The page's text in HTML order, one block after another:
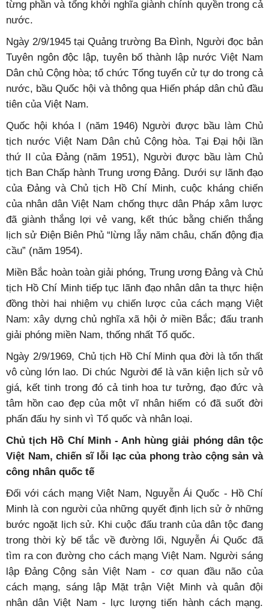
từng phần và tổng khởi nghĩa giành chính quyền trong cả
nước.
Ngày 2/9/1945 tại Quảng trường Ba Đình, Người đọc bản
Tuyên ngôn độc lập, tuyên bố thành lập nước Việt Nam
Dân chủ Cộng hòa; tổ chức Tổng tuyển cử tự do trong cả
nước, bầu Quốc hội và thông qua Hiến pháp dân chủ đầu
tiên của Việt Nam.
Quốc hội khóa I (năm 1946) Người được bầu làm Chủ
tịch nước Việt Nam Dân chủ Cộng hòa. Tại Đại hội lần
thứ II của Đảng (năm 1951), Người được bầu làm Chủ
tịch Ban Chấp hành Trung ương Đảng. Dưới sự lãnh đạo
của Đảng và Chủ tịch Hồ Chí Minh, cuộc kháng chiến
của nhân dân Việt Nam chống thực dân Pháp xâm lược
đã giành thắng lợi vẻ vang, kết thúc bằng chiến thắng
lịch sử Điện Biên Phủ “lừng lẫy năm châu, chấn động địa
cầu” (năm 1954).
Miền Bắc hoàn toàn giải phóng, Trung ương Đảng và Chủ
tịch Hồ Chí Minh tiếp tục lãnh đạo nhân dân ta thực hiện
đồng thời hai nhiệm vụ chiến lược của cách mạng Việt
Nam: xây dựng chủ nghĩa xã hội ở miền Bắc; đấu tranh
giải phóng miền Nam, thống nhất Tổ quốc.
Ngày 2/9/1969, Chủ tịch Hồ Chí Minh qua đời là tổn thất
vô cùng lớn lao. Di chúc Người để là văn kiện lịch sử vô
giá, kết tinh trong đó cả tinh hoa tư tưởng, đạo đức và
tâm hồn cao đẹp của một vĩ nhân hiếm có đã suốt đời
phấn đấu hy sinh vì Tổ quốc và nhân loại.
Chủ tịch Hồ Chí Minh - Anh hùng giải phóng dân tộc
Việt Nam, chiến sĩ lỗi lạc của phong trào cộng sản và
công nhân quốc tế
Đối với cách mạng Việt Nam, Nguyễn Ái Quốc - Hồ Chí
Minh là con người của những quyết định lịch sử ở những
bước ngoặt lịch sử. Khi cuộc đấu tranh của dân tộc đang
trong thời kỳ bế tắc về đường lối, Nguyễn Ái Quốc đã
tìm ra con đường cho cách mạng Việt Nam. Người sáng
lập Đảng Cộng sản Việt Nam - cơ quan đầu não của
cách mạng, sáng lập Mặt trận Việt Minh và quân đội
nhân dân Việt Nam - lực lượng tiến hành cách mạng.